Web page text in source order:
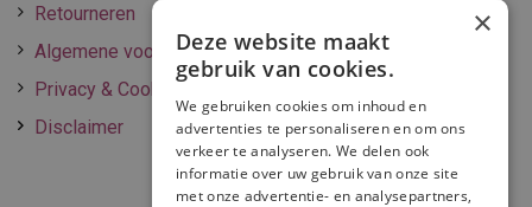
Retourneren
Algemene voorwaarden
Privacy & Cookie policy
Disclaimer
×
Deze website maakt
gebruik van cookies.
We gebruiken cookies om inhoud en
advertenties te personaliseren en om ons
verkeer te analyseren. We delen ook
informatie over uw gebruik van onze site
met onze advertentie- en analysepartners,